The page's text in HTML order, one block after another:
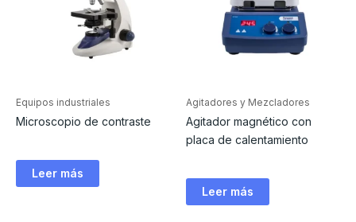
Equipos industriales
Microscopio de contraste
Leer más
Agitadores y Mezcladores
Agitador magnético con
placa de calentamiento
Leer más